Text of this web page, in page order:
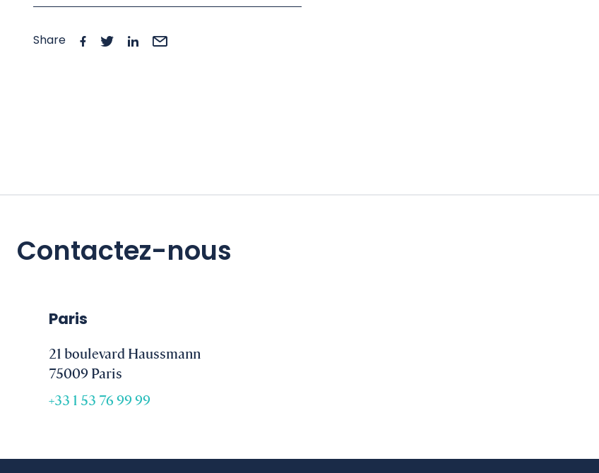
Share
Contactez-nous
Paris
21 boulevard Haussmann
75009 Paris
+33 1 53 76 99 99